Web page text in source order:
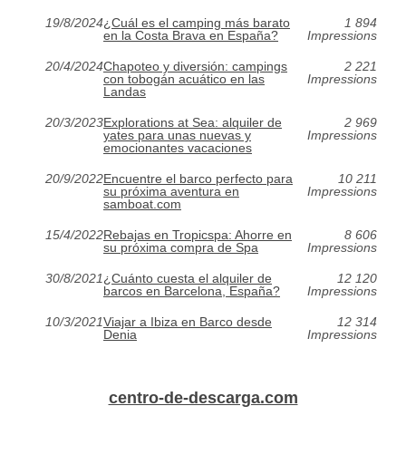
19/8/2024¿Cuál es el camping más barato
en la Costa Brava en España?
1 894
Impressions
20/4/2024Chapoteo y diversión: campings
con tobogán acuático en las
Landas
2 221
Impressions
20/3/2023Explorations at Sea: alquiler de
yates para unas nuevas y
emocionantes vacaciones
2 969
Impressions
20/9/2022Encuentre el barco perfecto para
su próxima aventura en
samboat.com
10 211
Impressions
15/4/2022Rebajas en Tropicspa: Ahorre en
su próxima compra de Spa
8 606
Impressions
30/8/2021¿Cuánto cuesta el alquiler de
barcos en Barcelona, España?
12 120
Impressions
10/3/2021Viajar a Ibiza en Barco desde
Denia
12 314
Impressions
centro-de-descarga.com